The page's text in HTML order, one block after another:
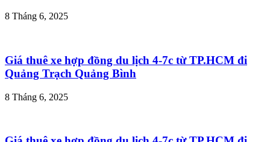
8 Tháng 6, 2025
Giá thuê xe hợp đồng du lịch 4-7c từ TP.HCM đi
Quảng Trạch Quảng Bình
8 Tháng 6, 2025